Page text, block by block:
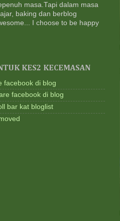
masa.Tapi dalam masa
baking dan berblog
I choose to be happy
KES2 KECEMASAN
facebook di blog
facebook di blog
bar kat bloglist